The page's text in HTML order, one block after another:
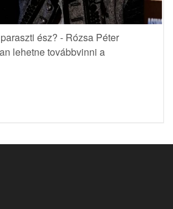
ész? - Rózsa Péter
lehetne továbbvinni a